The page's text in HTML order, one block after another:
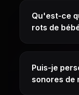
Qu'est-ce
rots de
Puis-je
sonores de